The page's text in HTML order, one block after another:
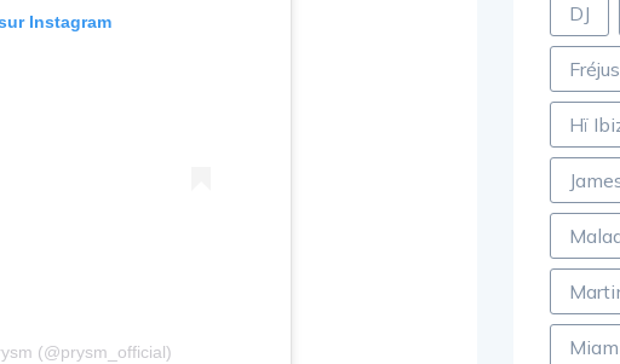
Instagram
(@prysm_official)
DJ
Fréjus
Hï